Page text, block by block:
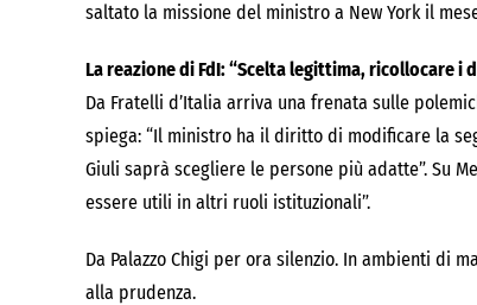
saltato la missione del ministro a New York il
La reazione di FdI: “Scelta legittima, ricollocare i
Da Fratelli d’Italia arriva una frenata sulle
spiega: “Il ministro ha il diritto di modificare la
Giuli saprà scegliere le persone più adatte”. Su
essere utili in altri ruoli istituzionali”.
Da Palazzo Chigi per ora silenzio. In ambienti di
alla prudenza.